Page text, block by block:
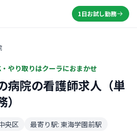
1日お試し勤務
やり取りはクーラにおまかせ
病院の看護師求人（単
央区 最寄り駅: 東海学園前駅